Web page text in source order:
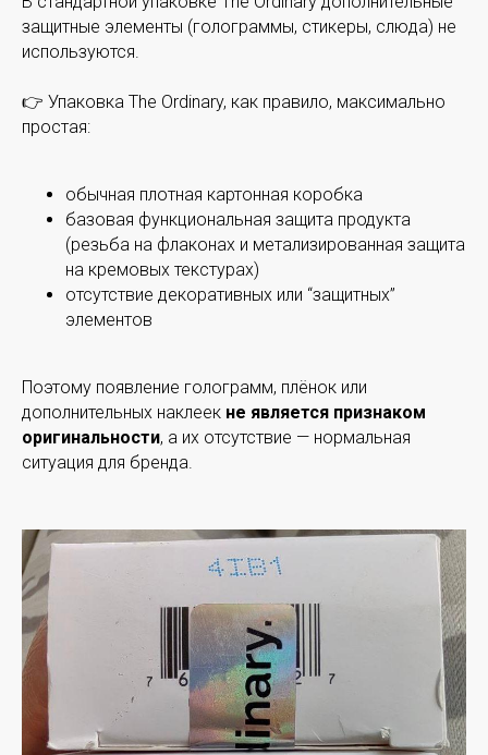
защитные элементы (голограммы, стикеры, слюда) не
используются.
👉 Упаковка The Ordinary, как правило, максимально
простая:
обычная плотная картонная коробка
базовая функциональная защита продукта
(резьба на флаконах и метализированная защита
на кремовых текстурах)
отсутствие декоративных или “защитных”
элементов
Поэтому появление голограмм, плёнок или
дополнительных наклеек не является признаком
оригинальности, а их отсутствие — нормальная
ситуация для бренда.